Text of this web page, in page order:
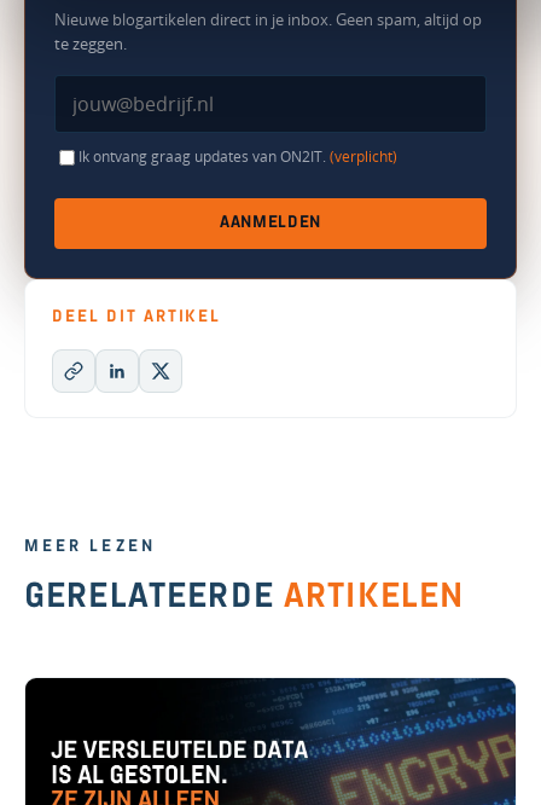
Nieuwe blogartikelen direct in je inbox. Geen spam, altijd op
te zeggen.
Ik ontvang graag updates van ON2IT. (verplicht)
AANMELDEN
DEEL DIT ARTIKEL
MEER LEZEN
GERELATEERDE ARTIKELEN